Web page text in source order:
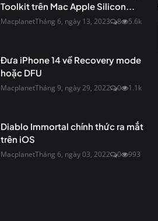
Toolkit trên Mac Apple Silicon...
MacplanetTháng 6, ngày 13, 2023 8 5.6k
Đưa iPhone 14 về Recovery mode
hoặc DFU
MacplanetTháng 9, ngày 29, 2022 0 1.1k
Diablo Immortal chính thức ra mắt
trên iOS
MacplanetTháng 6, ngày 03, 2022 0 993